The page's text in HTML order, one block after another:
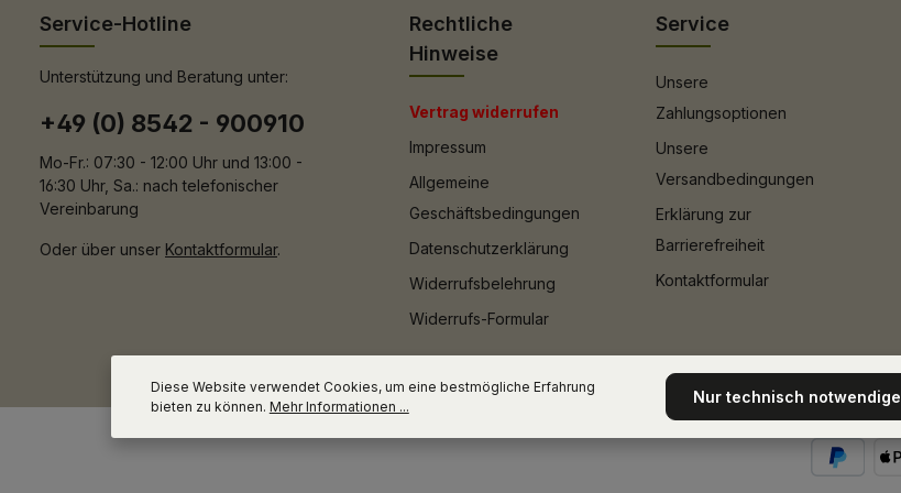
Service-Hotline
Unterstützung und Beratung unter:
+49 (0) 8542 - 900910
Mo-Fr.: 07:30 - 12:00 Uhr und 13:00 -
16:30 Uhr, Sa.: nach telefonischer
Vereinbarung
Oder über unser Kontaktformular.
Rechtliche
Hinweise
Vertrag widerrufen
Impressum
Allgemeine
Geschäftsbedingungen
Datenschutzerklärung
Widerrufsbelehrung
Widerrufs-Formular
Service
Unsere
Zahlungsoptionen
Unsere
Versandbedingungen
Erklärung zur
Barrierefreiheit
Kontaktformular
Diese Website verwendet Cookies, um eine bestmögliche Erfahrung
bieten zu können. Mehr Informationen ... Nur technisch notwendige